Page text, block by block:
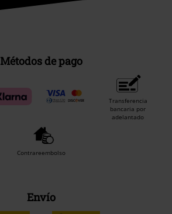
Métodos de pago
Transferencia
bancaria por
adelantado
Contrareembolso
Envío